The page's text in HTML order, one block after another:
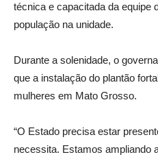
técnica e capacitada da equipe
população na unidade.
Durante a solenidade, o
que a instalação do plantão
mulheres em Mato Grosso.
“O Estado precisa estar
necessita. Estamos ampliando